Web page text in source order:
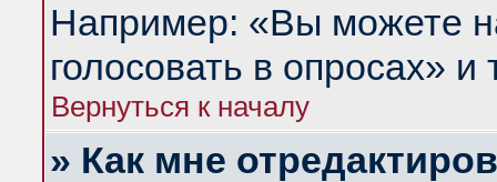
Например: «Вы можете
голосовать в опросах» и
Вернуться к началу
» Как мне